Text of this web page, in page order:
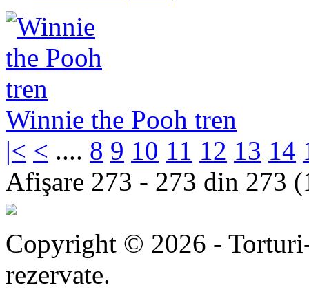
Winnie the Pooh tren
|< < .... 8 9 10 11 12 13 14
Afişare 273 - 273 din 273
Copyright © 2026 -
rezervate.